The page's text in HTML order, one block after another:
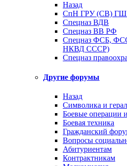
Назад
СпН ГРУ (СВ) ГШ
Спецназ ВДВ
Спецназ ВВ РФ
Спецназ ФСБ,
НКВД СССР)
Спецназ
Другие форумы
Назад
Символика и
Боевые операции
Боевая техника
Гражданский
Вопросы
Абитуриентам
Контрактникам